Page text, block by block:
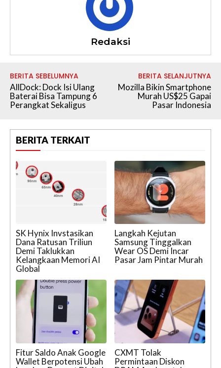
Redaksi
BERITA SEBELUMNYA
AllDock: Dock Isi Ulang
Baterai Bisa Tampung 6
Perangkat Sekaligus
BERITA SELANJUTNYA
Mozilla Bikin Smartphone
Murah US$25 Gapai
Pasar Indonesia
BERITA TERKAIT
SK Hynix Invstasikan
Dana Ratusan Triliun
Demi Taklukkan
Kelangkaan Memori AI
Global
Langkah Kejutan
Samsung Tinggalkan
Wear OS Demi Incar
Pasar Jam Pintar Murah
Fitur Saldo Anak Google
Wallet Berpotensi Ubah
CXMT Tolak
Permintaan Diskon